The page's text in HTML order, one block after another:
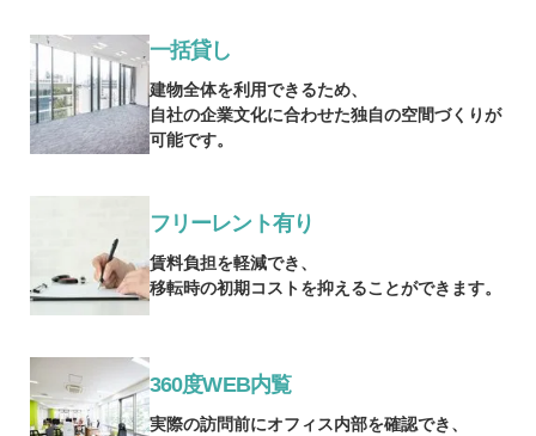
一括貸し
建物全体を利用できるため、
自社の企業文化に合わせた独自の空間づくりが
可能です。
フリーレント有り
賃料負担を軽減でき、
移転時の初期コストを抑えることができます。
360度WEB内覧
実際の訪問前にオフィス内部を確認でき、